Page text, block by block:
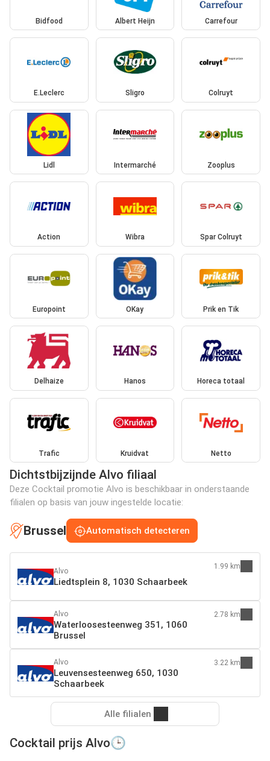
Bidfood Albert Heijn Carrefour
E.Leclerc Sligro Colruyt
Lidl Intermarché Zooplus
Action Wibra Spar Colruyt
Europoint OKay Prik en Tik
Delhaize Hanos Horeca totaal
Trafic Kruidvat Netto
Dichtstbijzijnde Alvo filiaal
Deze Cocktail promotie Alvo is beschikbaar in onderstaande
filialen op basis van jouw ingestelde locatie:
Brussel Automatisch detecteren
Alvo
Liedtsplein 8, 1030 Schaarbeek
1.99 km
Alvo
Waterloosesteenweg 351, 1060
Brussel
2.78 km
Alvo
Leuvensesteenweg 650, 1030
Schaarbeek
3.22 km
Alle filialen
Cocktail prijs Alvo🕒